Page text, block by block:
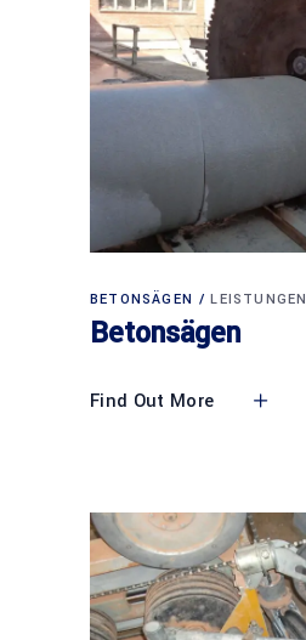
BETONSÄGEN LEISTUNGEN
Betonsägen
Find Out More